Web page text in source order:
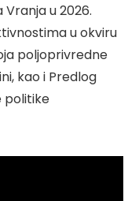
u 2026.
u okviru
poljoprivredne
kao i Predlog
politike